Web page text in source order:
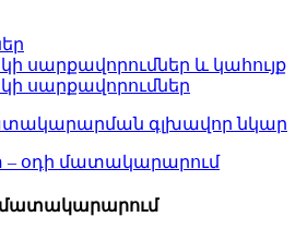
սարքավորումներ և կահույք
սարքավորումներ